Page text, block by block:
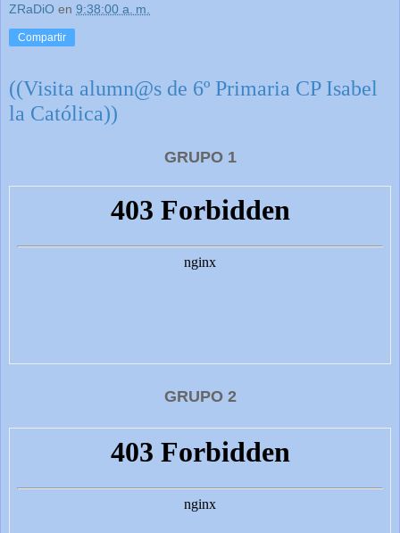
ZRaDiO en 9:38:00 a. m.
Compartir
((Visita alumn@s de 6º Primaria CP Isabel
la Católica))
GRUPO 1
GRUPO 2